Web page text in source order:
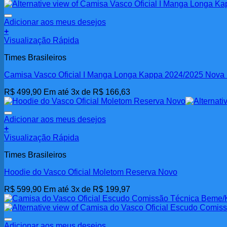
Adicionar aos meus desejos
+
Visualização Rápida
Times Brasileiros
Camisa Vasco Oficial I Manga Longa Kappa 2024/2025 Nova
R$ 499,90 Em até 3x de R$ 166,63
Adicionar aos meus desejos
+
Este
tem
variantes.
opções
podem
ser
escolhidas
Visualização Rápida
Times Brasileiros
Hoodie do Vasco Oficial Moletom Reserva Novo
R$ 599,90 Em até 3x de R$ 199,97